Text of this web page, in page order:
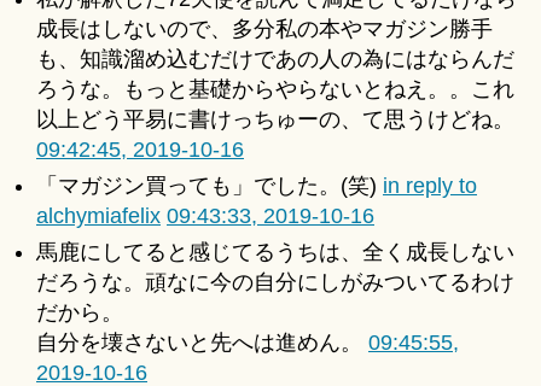
成長はしないので、多分私の本やマガジン勝手
も、知識溜め込むだけであの人の為にはならんだ
ろうな。もっと基礎からやらないとねえ。。これ
以上どう平易に書けっちゅーの、て思うけどね。
09:42:45, 2019-10-16
「マガジン買っても」でした。(笑) in reply to
alchymiafelix 09:43:33, 2019-10-16
馬鹿にしてると感じてるうちは、全く成長しない
だろうな。頑なに今の自分にしがみついてるわけ
だから。
自分を壊さないと先へは進めん。 09:45:55,
2019-10-16